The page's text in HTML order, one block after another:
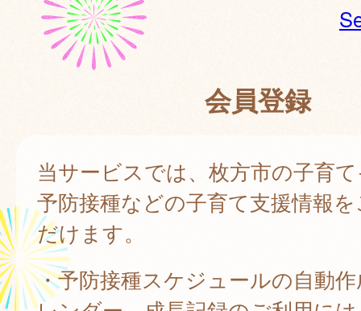
会員登録
当サービスでは、枚方市の子育
予防接種などの子育て支援情報
だけます。
・予防接種スケジュールの自動